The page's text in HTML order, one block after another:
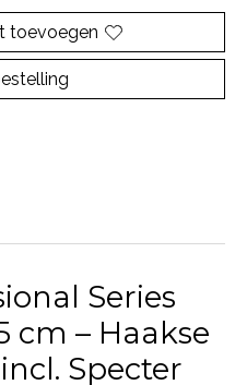
toevoegen
Series
cm – Haakse
Specter